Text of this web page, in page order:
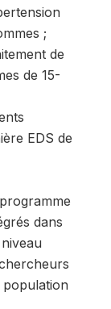
;
de
de 15-
EDS de
dans
population